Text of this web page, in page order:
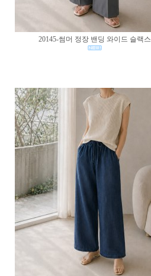
20145-썸머 정장 밴딩 와이드 슬랙스